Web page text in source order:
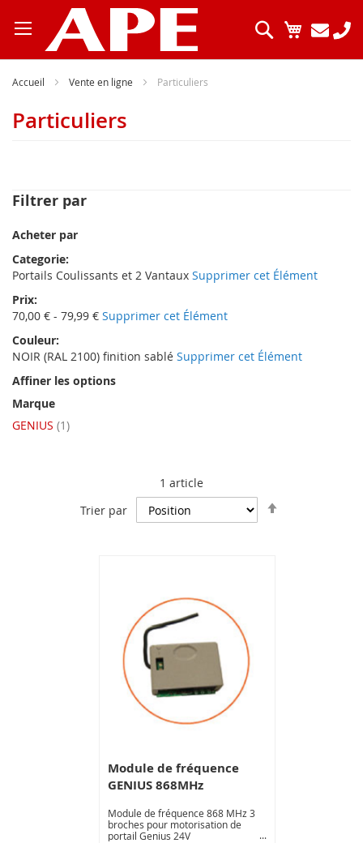
au
contenu
Mon
Chercher
Accueil Vente en ligne Particuliers
Particuliers
1 article
Trier par
Module de fréquence
GENIUS 868MHz
Module de fréquence 868 MHz 3
broches pour motorisation de
portail Genius 24V
Filtrer par
Acheter par
Categorie
Portails Coulissants et 2 Vantaux Supprimer cet Élément
Prix
70,00 € - 79,99 € Supprimer cet Élément
Couleur
NOIR (RAL 2100) finition sablé Supprimer cet Élément
Affiner les options
Marque
GENIUS 1article